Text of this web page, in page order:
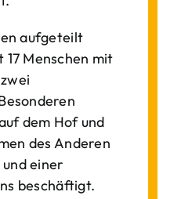
aufgeteilt
Menschen mit
dem Hof und
des Anderen
einer
beschäftigt.